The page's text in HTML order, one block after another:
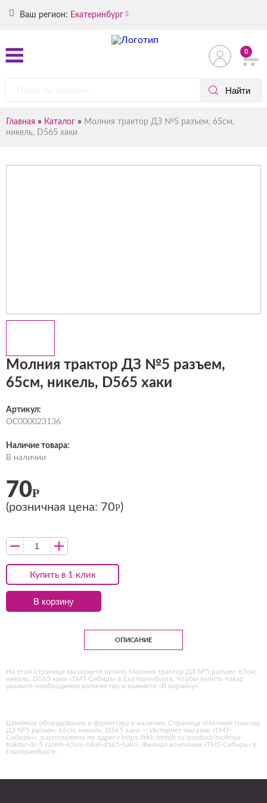
Ваш регион: Екатеринбург
0
Главная » Каталог » Молния трактор ДЗ №5 разъем, 65см,
никель, D565 хаки
Молния трактор ДЗ №5 разъем,
65см, никель, D565 хаки
Артикул:
ОС000023136
Наличие товара:
В наличии
Купить в 1 клик
70Р
(розничная цена: 70Р)
В корзину
ОПИСАНИЕ
На этой странице вы можете купить Молния трактор ДЗ №5 разъем, 65см,
никель, D565 хаки «ТМТ-Сибирь» в Екатеринбурге. Чтобы купить товар
укажите необходимое количество и нажмите «В корзину».
Швейное оборудование и фурнитура в наличии. Страница «Молния трактор
ДЗ №5 разъем, 65см, никель, D565 хаки — Интернет-магазин «ТМТ-
Сибирь»», расположена по адресу https://ekb.tmtsib.ru/product/molniya-
traktor-dz-5-razem-65sm-nikel-d565-haki/. Филиал компании «ТМТ-Сибирь» в
Екатеринбурге.